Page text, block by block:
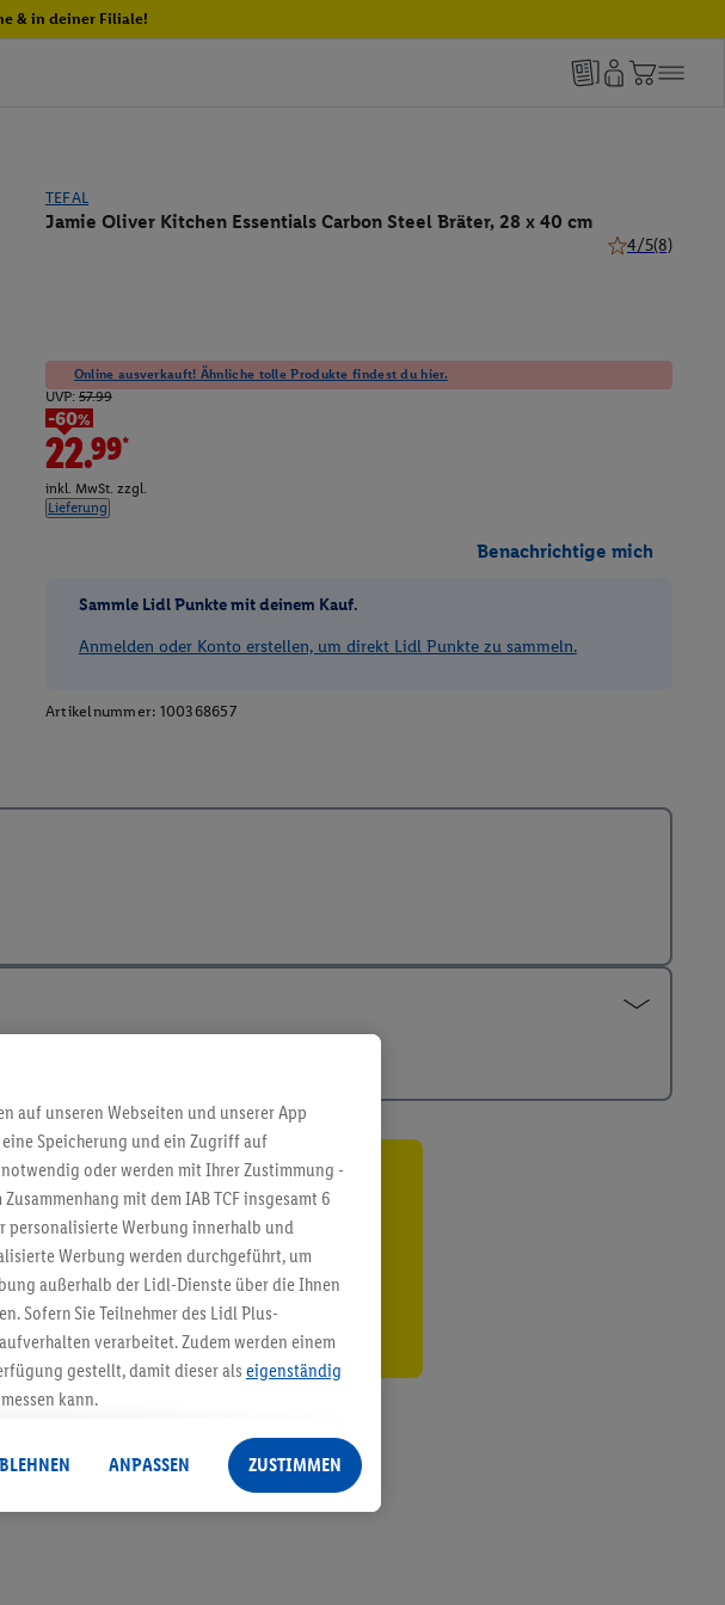
& in deiner Filiale!
TEFAL
Jamie Oliver Kitchen Essentials Carbon Steel Bräter, 28 x 40 cm
4/5(8)
Online ausverkauft! Ähnliche tolle Produkte findest du hier.
UVP: 57.99
-60%
22.99*
inkl. MwSt. zzgl.
Lieferung
Benachrichtige mich
Sammle Lidl Punkte mit deinem Kauf.
Anmelden oder Konto erstellen, um direkt Lidl Punkte zu sammeln.
Artikelnummer: 100368657
sparen³²ᵃ
zum Newsletter anmelden
sichern!
auf unseren Webseiten und unserer App
Speicherung und ein Zugriff auf
oder werden mit Ihrer Zustimmung -
mit dem IAB TCF insgesamt 6
Werbung innerhalb und
Werbung werden durchgeführt, um
außerhalb der Lidl-Dienste über die Ihnen
Sofern Sie Teilnehmer des Lidl Plus-
verarbeitet. Zudem werden einem
gestellt, damit dieser als eigenständig
kann.
über Ihre Nutzung der Lidl-Dienste, Ihr
- z.B. Alter oder Geschlecht - sowie Ihre
hinweg einschließlich dem Speichern von
ANPASSEN ZUSTIMMEN